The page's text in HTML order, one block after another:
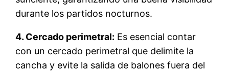
durante los partidos nocturnos.
4. Cercado perimetral: Es esencial contar
con un cercado perimetral que delimite la
cancha y evite la salida de balones fuera del